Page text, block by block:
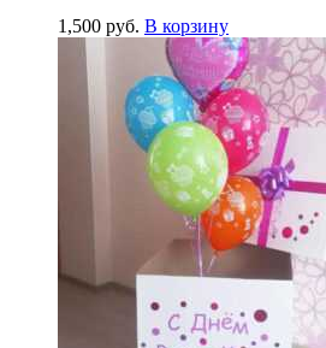
1,500 руб. В корзину